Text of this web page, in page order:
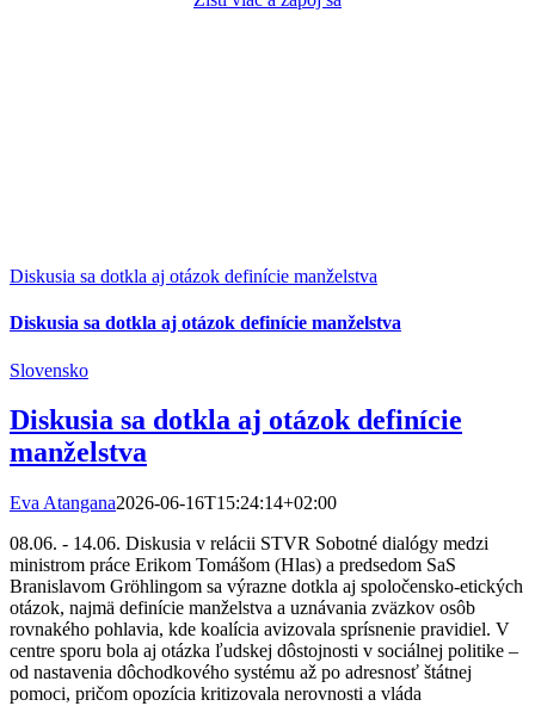
Diskusia sa dotkla aj otázok definície manželstva
Diskusia sa dotkla aj otázok definície manželstva
Slovensko
Diskusia sa dotkla aj otázok definície
manželstva
Eva Atangana2026-06-16T15:24:14+02:00
08.06. - 14.06. Diskusia v relácii STVR Sobotné dialógy medzi
ministrom práce Erikom Tomášom (Hlas) a predsedom SaS
Branislavom Gröhlingom sa výrazne dotkla aj spoločensko-etických
otázok, najmä definície manželstva a uznávania zväzkov osôb
rovnakého pohlavia, kde koalícia avizovala sprísnenie pravidiel. V
centre sporu bola aj otázka ľudskej dôstojnosti v sociálnej politike –
od nastavenia dôchodkového systému až po adresnosť štátnej
pomoci, pričom opozícia kritizovala nerovnosti a vláda